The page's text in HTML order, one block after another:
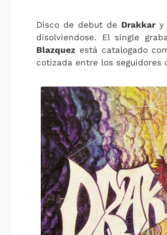
Disco de debut de Drakkar y
disolviendose. El single
Blazquez está catalogado
cotizada entre los seguidores